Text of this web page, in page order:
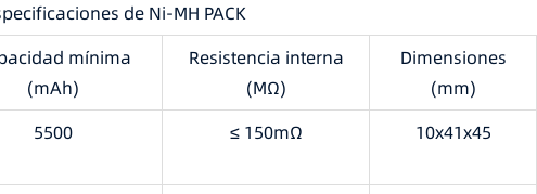
de Ni-MH PACK
mínima
(mAh)
Resistencia interna
(MΩ)
Dimensiones
(mm)
5500 ≤ 150mΩ 10x41x45